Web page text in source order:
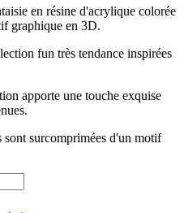
en résine d'acrylique colorée
graphique en 3D.
fun très tendance inspirées
apporte une touche exquise
sont surcomprimées d'un motif